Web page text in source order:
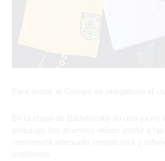
Para asistir al Colegio es obligatorio el
En la etapa de Bachillerato su uso ya no
embargo, los alumnos deben asistir a
vestimenta adecuada, respetuosa y
académico.